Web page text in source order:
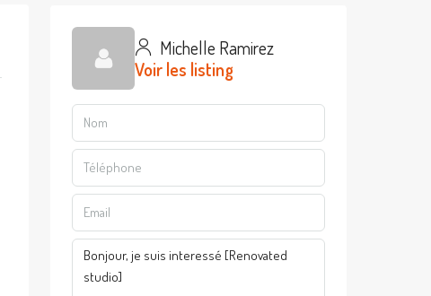
Michelle Ramirez
Voir les listing